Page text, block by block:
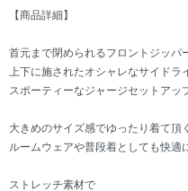
【商品詳細】
首元まで閉められるフロントジッパ
上下に施されたオシャレなサイドラ
スポーティーなジャージセットアッ
大きめのサイズ感でゆったり着て頂
ルームウェアや普段着としても快適
ストレッチ素材で